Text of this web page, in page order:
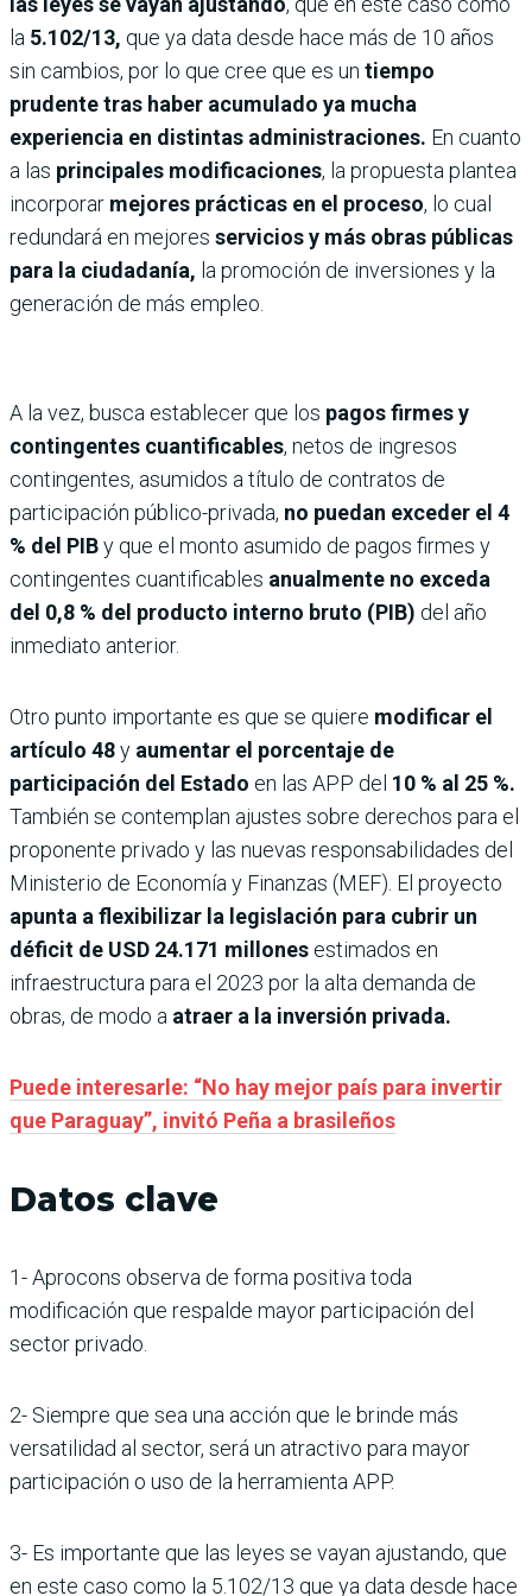
la 5.102/13, que ya data desde hace más de 10 años
sin cambios, por lo que cree que es un tiempo
prudente tras haber acumulado ya mucha
experiencia en distintas administraciones. En cuanto
a las principales modificaciones, la propuesta plantea
incorporar mejores prácticas en el proceso, lo cual
redundará en mejores servicios y más obras públicas
para la ciudadanía, la promoción de inversiones y la
generación de más empleo.
A la vez, busca establecer que los pagos firmes y
contingentes cuantificables, netos de ingresos
contingentes, asumidos a título de contratos de
participación público-privada, no puedan exceder el 4
% del PIBy que el monto asumido de pagos firmes y
contingentes cuantificables anualmente no exceda
del 0,8 % del producto interno bruto (PIB) del año
inmediato anterior.
Otro punto importante es que se quiere modificar el
artículo 48y aumentar el porcentaje de
participación del Estado en las APP del 10 % al 25 %.
También se contemplan ajustes sobre derechos para el
proponente privado y las nuevas responsabilidades del
Ministerio de Economía y Finanzas (MEF). El proyecto
apunta a flexibilizar la legislación para cubrir un
déficit de USD 24.171 millones estimados en
infraestructura para el 2023 por la alta demanda de
obras, de modo a atraer a la inversión privada.
Puede interesarle: “No hay mejor país para invertir
que Paraguay”, invitó Peña a brasileños
Datos clave
1- Aprocons observa de forma positiva toda
modificación que respalde mayor participación del
sector privado.
2- Siempre que sea una acción que le brinde más
versatilidad al sector, será un atractivo para mayor
participación o uso de la herramienta APP.
3- Es importante que las leyes se vayan ajustando, que
en este caso como la 5.102/13 que ya data desde hace